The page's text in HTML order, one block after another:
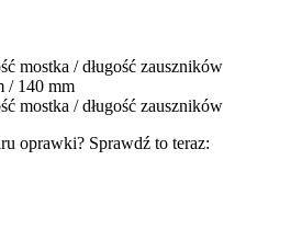
mostka / długość zauszników
/ 140 mm
mostka / długość zauszników
oprawki? Sprawdź to teraz: